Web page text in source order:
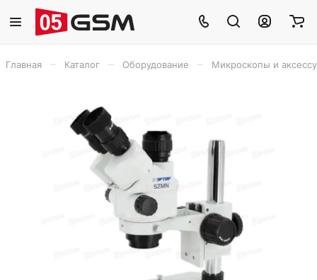
Главная Каталог Оборудование Микроскопы и